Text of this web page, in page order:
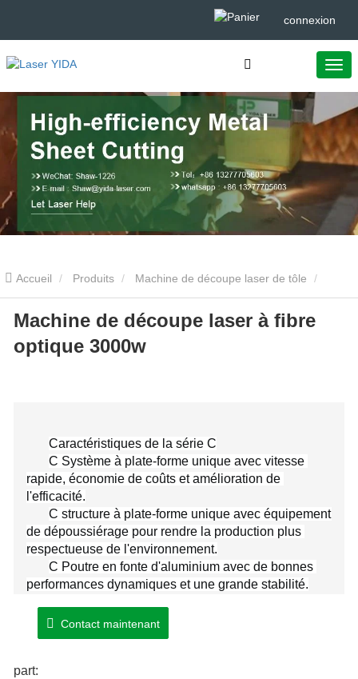
connexion
Accueil Produits Machine de découpe laser de tôle
Machine de découpe laser à fibre optique 3000w
Machine de découpe laser à fibre
optique 3000w
Caractéristiques de la série C
C Système à plate-forme unique avec vitesse
rapide, économie de coûts et amélioration de
l'efficacité.
C structure à plate-forme unique avec équipement
de dépoussiérage pour rendre la production plus
respectueuse de l'environnement.
C Poutre en fonte d'aluminium avec de bonnes
performances dynamiques et une grande stabilité.
précision et une bonne stabilité. (coulée en option)
Contact maintenant
part: